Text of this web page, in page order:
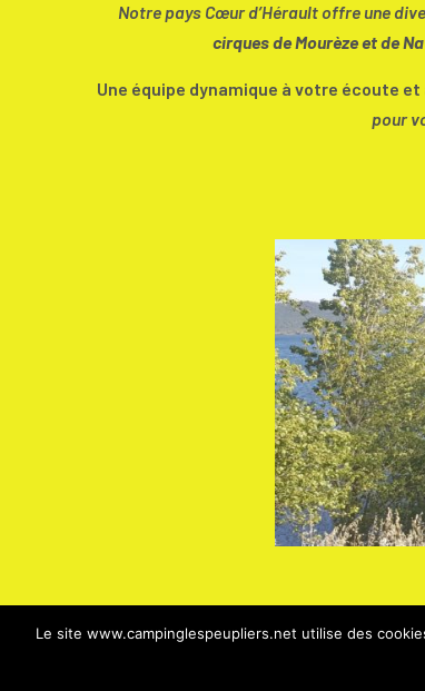
Notre pays Cœur d’Hérault offre une
cirques de Mourèze et de
Une équipe dynamique à votre écoute
pour
Le site www.campinglespeupliers.net utilise des